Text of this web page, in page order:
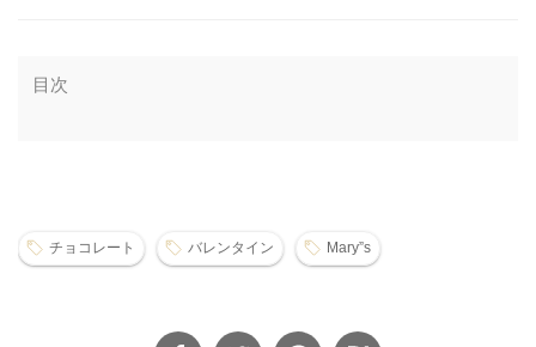
目次
チョコレート バレンタイン Mary”s